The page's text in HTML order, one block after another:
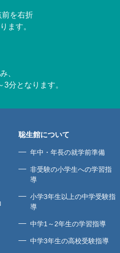
前を右折
ます。
、
分となります。
聡生館について
年中・年長の就学前準備
非受験の小学生への学習指
導
小学3年生以上の中学受験指
導
中学1～2年生の学習指導
中学3年生の高校受験指導